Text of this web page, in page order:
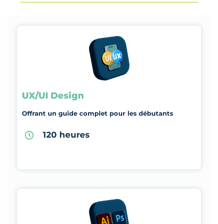
UX/UI Design
Offrant un guide complet pour les débutants
120 heures